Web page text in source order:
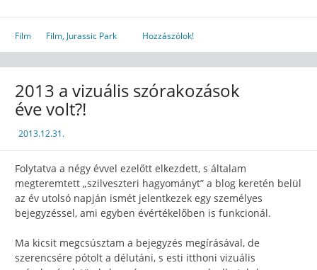
Film Film, Jurassic Park Hozzászólok!
2013 a vizuális szórakozások
éve volt?!
2013.12.31.
Folytatva a négy évvel ezelőtt elkezdett, s általam
megteremtett „szilveszteri hagyományt” a blog keretén belül
az év utolsó napján ismét jelentkezek egy személyes
bejegyzéssel, ami egyben évértékelőben is funkcionál.
Ma kicsit megcsúsztam a bejegyzés megírásával, de
szerencsére pótolt a délutáni, s esti itthoni vizuális